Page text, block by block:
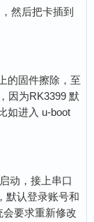
然后把卡插到
的固件擦除，至
因为RK3399 默
如进入 u-boot
动，接上串口
默认登录账号和
会要求重新修改